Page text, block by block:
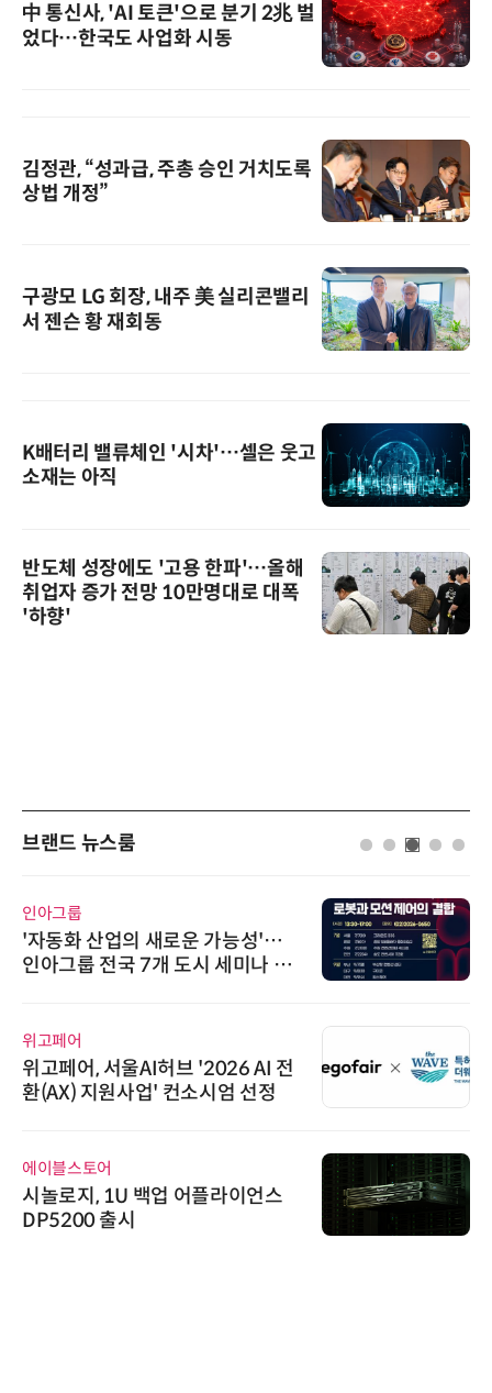
中 통신사, 'AI 토큰'으로 분기 2兆 벌
었다…한국도 사업화 시동
김정관, “성과급, 주총 승인 거치도록
상법 개정”
구광모 LG 회장, 내주 美 실리콘밸리
서 젠슨 황 재회동
K배터리 밸류체인 '시차'…셀은 웃고
소재는 아직
반도체 성장에도 '고용 한파'…올해
취업자 증가 전망 10만명대로 대폭
'하향'
브랜드 뉴스룸
인아그룹
'자동화 산업의 새로운 가능성'…
인아그룹 전국 7개 도시 세미나 페
위고페어
위고페어, 서울AI허브 '2026 AI 전
환(AX) 지원사업' 컨소시엄 선정
에이블스토어
시놀로지, 1U 백업 어플라이언스
DP5200 출시